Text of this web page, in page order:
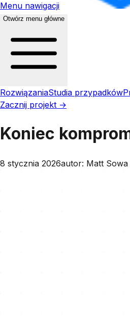
Menu nawigacji
Otwórz menu główne
RozwiązaniaStudia przypadków
Zacznij projekt →
Koniec
8 stycznia 2026autor: Matt Sowa